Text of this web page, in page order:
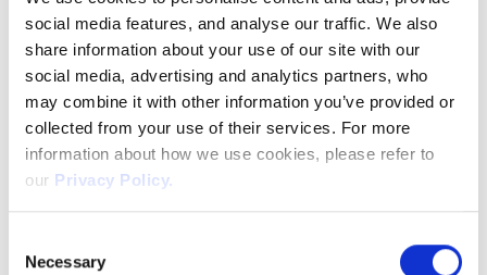
social media features, and analyse our traffic. We also
share information about your use of our site with our
social media, advertising and analytics partners, who
may combine it with other information you’ve provided or
collected from your use of their services. For more
information about how we use cookies, please refer to
our Privacy Policy.
Selection
Necessary
GeoCogen Eclépens
GeoCogen Eclépens développera une installation
géothermique de cogénération dans le canton de
Vaud qui produira simultanément de l'électricité et
de la chaleur. Cette dernière fournira de la chaleur
au réseau de chauffage urbain de Cadcime tout en
réseau suisse, avec des opérations commerciales